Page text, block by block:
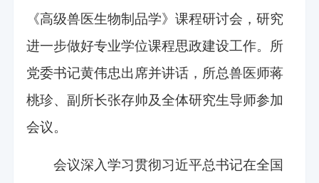
《高级兽医生物制品学》课程研讨会，研究
进一步做好专业学位课程思政建设工作。所
党委书记黄伟忠出席并讲话，所总兽医师蒋
桃珍、副所长张存帅及全体研究生导师参加
会议。
会议深入学习贯彻习近平总书记在全国